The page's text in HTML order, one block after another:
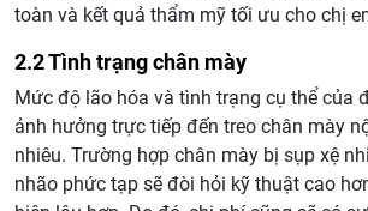
toàn và kết quả thẩm mỹ tối ưu cho chị
2.2 Tình trạng chân mày
Mức độ lão hóa và tình trạng cụ thể của
ảnh hưởng trực tiếp đến treo chân mày
nhiêu. Trường hợp chân mày bị sụp xệ
nhão phức tạp sẽ đòi hỏi kỹ thuật cao